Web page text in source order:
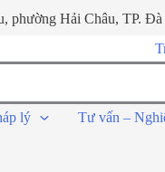
phường Hải Châu, TP.
lý Tư vấn –